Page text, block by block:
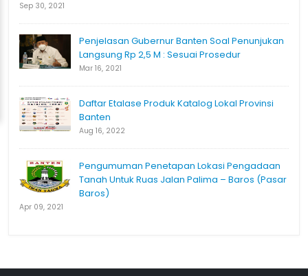
Sep 30, 2021
Penjelasan Gubernur Banten Soal Penunjukan
Langsung Rp 2,5 M : Sesuai Prosedur
Mar 16, 2021
Daftar Etalase Produk Katalog Lokal Provinsi
Banten
Aug 16, 2022
Pengumuman Penetapan Lokasi Pengadaan
Tanah Untuk Ruas Jalan Palima – Baros (Pasar
Baros)
Apr 09, 2021